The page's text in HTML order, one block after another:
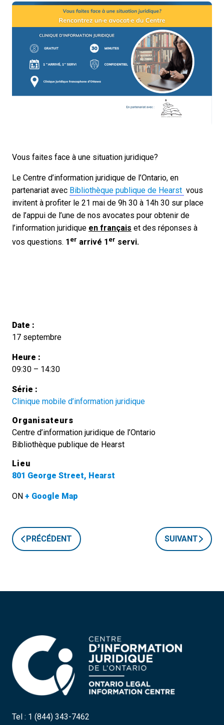
Vous faites face à une situation juridique?
Le Centre d’information juridique de l’Ontario, en
partenariat avec Bibliothèque publique de Hearst vous
invitent à profiter le 21 mai de 9h 30 à 14h 30 sur place
de l’appui de l’une de nos avocates pour obtenir de
l’information juridique en français et des réponses à
vos questions. 1 er arrivé 1 er servi.
Date :
17 septembre
Heure :
09:30 – 14:30
Série :
Clinique mobile d’information juridique
Lieu
801 George Street, Hearst
ON + Google Map
Organisateurs
Centre d’information juridique de l’Ontario
Bibliothèque publique de Hearst
PRÉCÉDENT SUIVANT
Tel : 1 (844) 343-7462